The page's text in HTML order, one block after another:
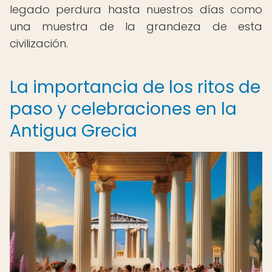
legado perdura hasta nuestros días como
una muestra de la grandeza de esta
civilización.
La importancia de los ritos de
paso y celebraciones en la
Antigua Grecia